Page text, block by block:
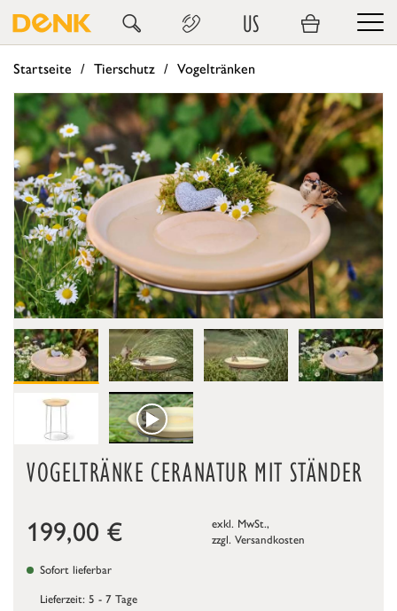
US
Startseite Tierschutz Vogeltränken
VOGELTRÄNKE CERANATUR MIT STÄNDER
199,00 €
exkl. MwSt.,
zzgl. Versandkosten
Sofort lieferbar
Lieferzeit: 5 - 7 Tage